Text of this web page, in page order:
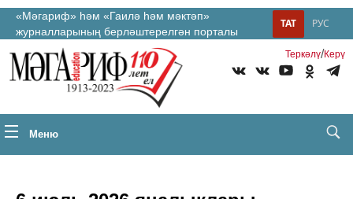
«Мәгариф» һәм «Гаилә һәм мәктәп»
журналларының берләштерелгән порталы
РУС
ТАТ
Теркəлү/Керү
Меню